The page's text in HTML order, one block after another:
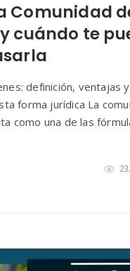
Comunidad
y cuándo te
definición, ventajas
forma jurídica La
como una de las